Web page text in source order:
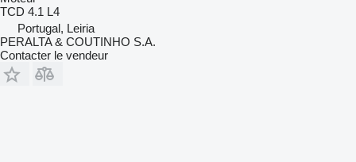
TCD 4.1 L4
Portugal, Leiria
PERALTA & COUTINHO S.A.
Contacter le vendeur